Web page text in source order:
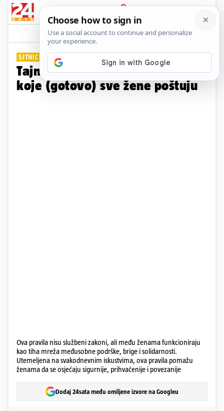
PRIJAVA
Galerija Komentari
SITNICE KOJE PUNO ZNAČE
Tajni ženski kodeks: 30 pravila
koje (gotovo) sve žene poštuju
Ova pravila nisu službeni zakoni, ali među ženama funkcioniraju
kao tiha mreža međusobne podrške, brige i solidarnosti.
Utemeljena na svakodnevnim iskustvima, ova pravila pomažu
ženama da se osjećaju sigurnije, prihvaćenije i povezanije
Dodaj 24sata među omiljene izvore na Googleu